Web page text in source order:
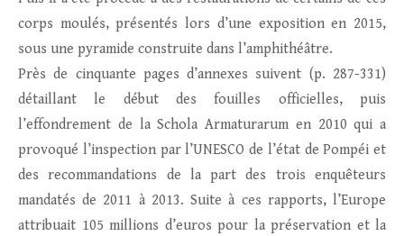
corps moulés, présentés lors d’une exposition en 2015,
sous une pyramide construite dans l’amphithéâtre.
Près de cinquante pages d’annexes suivent (p. 287-331)
détaillant le début des fouilles officielles, puis
l’effondrement de la Schola Armaturarum en 2010 qui a
provoqué l’inspection par l’UNESCO de l’état de Pompéi et
des recommandations de la part des trois enquêteurs
mandatés de 2011 à 2013. Suite à ces rapports, l’Europe
attribuait 105 millions d’euros pour la préservation et la